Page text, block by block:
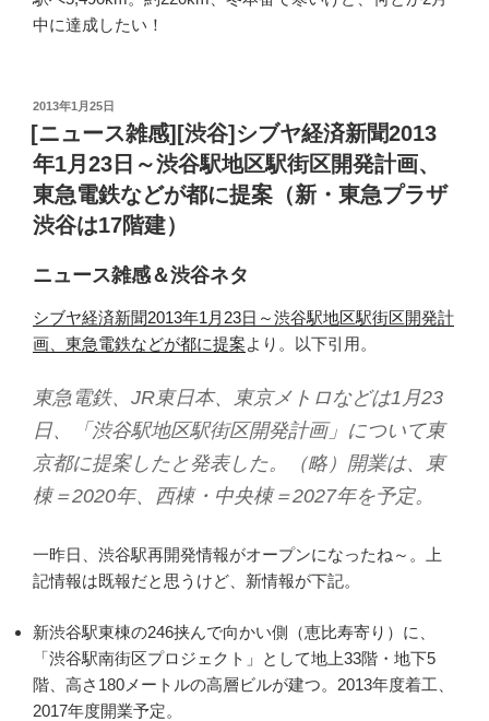
中に達成したい！
投
稿
日:
2013年1月25日
[ニュース雑感][渋谷]シブヤ経済新聞2013
年1月23日～渋谷駅地区駅街区開発計画、
東急電鉄などが都に提案（新・東急プラザ
渋谷は17階建）
ニュース雑感＆渋谷ネタ
シブヤ経済新聞2013年1月23日～渋谷駅地区駅街区開発計
画、東急電鉄などが都に提案より。以下引用。
東急電鉄、JR東日本、東京メトロなどは1月23
日、「渋谷駅地区駅街区開発計画」について東
京都に提案したと発表した。（略）開業は、東
棟＝2020年、西棟・中央棟＝2027年を予定。
一昨日、渋谷駅再開発情報がオープンになったね～。上
記情報は既報だと思うけど、新情報が下記。
新渋谷駅東棟の246挟んで向かい側（恵比寿寄り）に、
「渋谷駅南街区プロジェクト」として地上33階・地下5
階、高さ180メートルの高層ビルが建つ。2013年度着工、
2017年度開業予定。